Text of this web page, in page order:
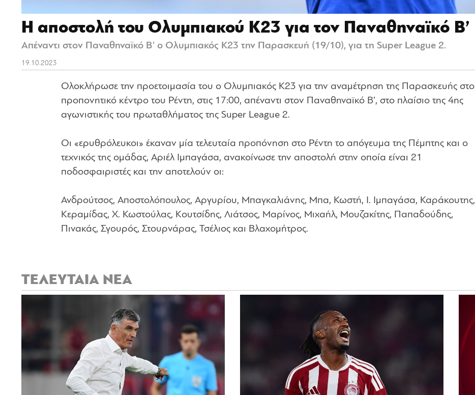
Η αποστολή του Ολυμπιακού Κ23 για τον Παναθηναϊκό Β’
Απέναντι στον Παναθηναϊκό Β' ο Ολυμπιακός Κ23 την Παρασκευή (19/10), για τη Super League 2.
19.10.2023
Ολοκλήρωσε την προετοιμασία του ο Ολυμπιακός Κ23 για την αναμέτρηση της Παρασκευής στο
προπονητικό κέντρο του Ρέντη, στις 17:00, απέναντι στον Παναθηναϊκό Β’, στο πλαίσιο της 4ης
αγωνιστικής του πρωταθλήματος της Super League 2.
Οι «ερυθρόλευκοι» έκαναν μία τελευταία προπόνηση στο Ρέντη το απόγευμα της Πέμπτης και ο
τεχνικός της ομάδας, Αριέλ Ιμπαγάσα, ανακοίνωσε την αποστολή στην οποία είναι 21
ποδοσφαιριστές και την αποτελούν οι:
Ανδρούτσος, Αποστολόπουλος, Αργυρίου, Μπαγκαλιάνης, Μπα, Κωστή, Ι. Ιμπαγάσα, Καράκουτης,
Κεραμίδας, Χ. Κωστούλας, Κουτσίδης, Λιάτσος, Μαρίνος, Μιχαήλ, Μουζακίτης, Παπαδούδης,
Πινακάς, Σγουρός, Στουρνάρας, Τσέλιος και Βλαχομήτρος.
ΤΕΛΕΥΤΑΙΑ ΝΕΑ